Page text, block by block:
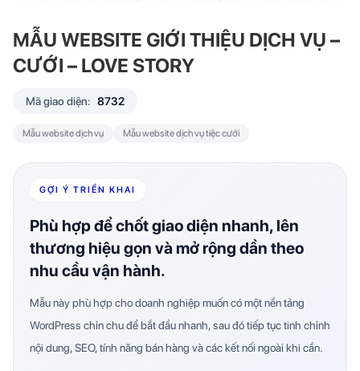
MẪU WEBSITE GIỚI THIỆU DỊCH VỤ –
CƯỚI – LOVE STORY
Mã giao diện: 8732
Mẫu website dịch vụ Mẫu website dịch vụ tiệc cưới
GỢI Ý TRIỂN KHAI
Phù hợp để chốt giao diện nhanh, lên
thương hiệu gọn và mở rộng dần theo
nhu cầu vận hành.
Mẫu này phù hợp cho doanh nghiệp muốn có một nền tảng
WordPress chỉn chu để bắt đầu nhanh, sau đó tiếp tục tinh chỉnh
nội dung, SEO, tính năng bán hàng và các kết nối ngoài khi cần.